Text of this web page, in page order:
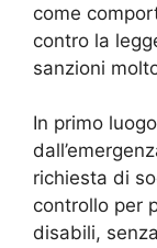
come
contro la
sanzioni
In primo
richiesta di
controllo per
disabili,